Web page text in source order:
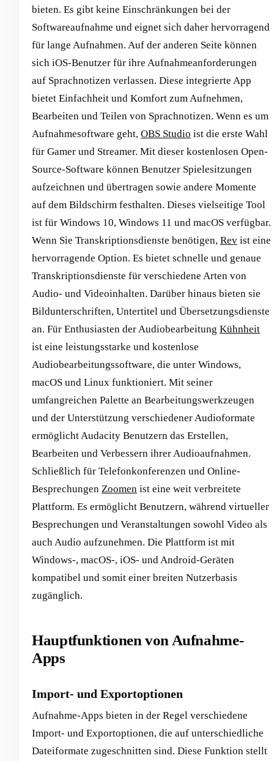
bieten. Es gibt keine Einschränkungen bei der
Softwareaufnahme und eignet sich daher hervorragend
für lange Aufnahmen. Auf der anderen Seite können
sich iOS-Benutzer für ihre Aufnahmeanforderungen
auf Sprachnotizen verlassen. Diese integrierte App
bietet Einfachheit und Komfort zum Aufnehmen,
Bearbeiten und Teilen von Sprachnotizen. Wenn es um
Aufnahmesoftware geht, OBS Studio ist die erste Wahl
für Gamer und Streamer. Mit dieser kostenlosen Open-
Source-Software können Benutzer Spielesitzungen
aufzeichnen und übertragen sowie andere Momente
auf dem Bildschirm festhalten. Dieses vielseitige Tool
ist für Windows 10, Windows 11 und macOS verfügbar.
Wenn Sie Transkriptionsdienste benötigen, Rev ist eine
hervorragende Option. Es bietet schnelle und genaue
Transkriptionsdienste für verschiedene Arten von
Audio- und Videoinhalten. Darüber hinaus bieten sie
Bildunterschriften, Untertitel und Übersetzungsdienste
an. Für Enthusiasten der Audiobearbeitung Kühnheit
ist eine leistungsstarke und kostenlose
Audiobearbeitungssoftware, die unter Windows,
macOS und Linux funktioniert. Mit seiner
umfangreichen Palette an Bearbeitungswerkzeugen
und der Unterstützung verschiedener Audioformate
ermöglicht Audacity Benutzern das Erstellen,
Bearbeiten und Verbessern ihrer Audioaufnahmen.
Schließlich für Telefonkonferenzen und Online-
Besprechungen Zoomen ist eine weit verbreitete
Plattform. Es ermöglicht Benutzern, während virtueller
Besprechungen und Veranstaltungen sowohl Video als
auch Audio aufzunehmen. Die Plattform ist mit
Windows-, macOS-, iOS- und Android-Geräten
kompatibel und somit einer breiten Nutzerbasis
zugänglich. ‍
Hauptfunktionen von Aufnahme-
Apps
Import- und Exportoptionen
Aufnahme-Apps bieten in der Regel verschiedene
Import- und Exportoptionen, die auf unterschiedliche
Dateiformate zugeschnitten sind. Diese Funktion stellt